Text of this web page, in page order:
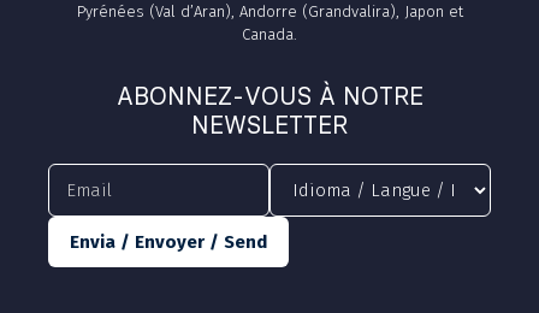
Pyrénées (Val d’Aran), Andorre (Grandvalira), Japon et
Canada.
ABONNEZ-VOUS À NOTRE
NEWSLETTER
Envia / Envoyer / Send